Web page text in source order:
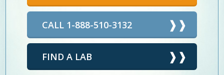
CALL 1-888-510-3132
FIND A LAB